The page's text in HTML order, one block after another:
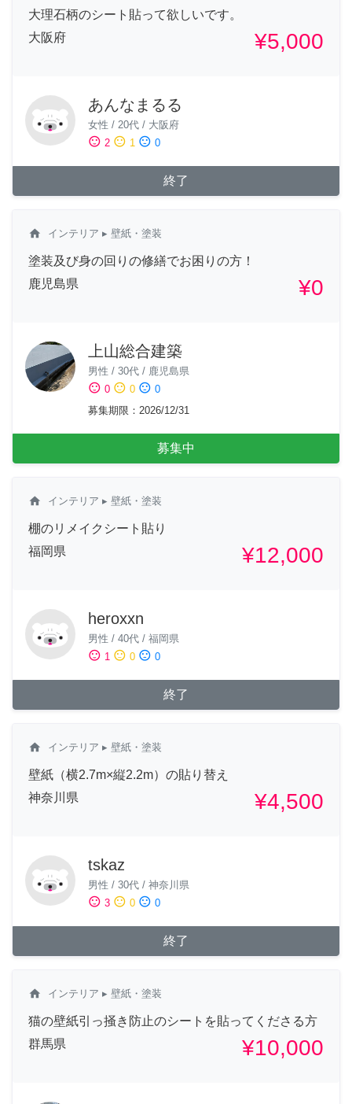
大理石柄のシート貼って欲しいです。
大阪府
¥5,000
あんなまるる
女性 / 20代 / 大阪府
sentiment_satisfied 2 sentiment_neutral 1 sentiment_dissatisfied 0
終了
home インテリア ▸ 壁紙・塗装
塗装及び身の回りの修繕でお困りの方！
鹿児島県
¥0
上山総合建築
男性 / 30代 / 鹿児島県
sentiment_satisfied 0 sentiment_neutral 0 sentiment_dissatisfied 0
募集期限 ： 2026/12/31
募集中
home インテリア ▸ 壁紙・塗装
棚のリメイクシート貼り
福岡県
¥12,000
heroxxn
男性 / 40代 / 福岡県
sentiment_satisfied 1 sentiment_neutral 0 sentiment_dissatisfied 0
終了
home インテリア ▸ 壁紙・塗装
壁紙（横2.7m×縦2.2m）の貼り替え
神奈川県
¥4,500
tskaz
男性 / 30代 / 神奈川県
sentiment_satisfied 3 sentiment_neutral 0 sentiment_dissatisfied 0
終了
home インテリア ▸ 壁紙・塗装
猫の壁紙引っ掻き防止のシートを貼ってくださる方
群馬県
¥10,000